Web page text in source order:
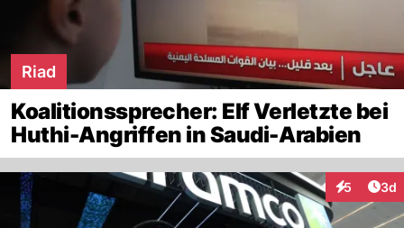
Riad
Koalitionssprecher: Elf Verletzte bei
Huthi-Angriffen in Saudi-Arabien
5 3d